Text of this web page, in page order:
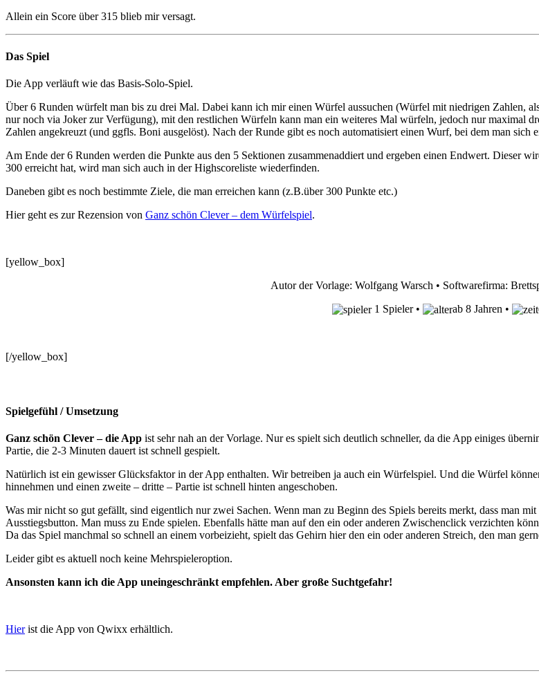
Allein ein Score über 315 blieb mir versagt.
Das Spiel
Die App verläuft wie das Basis-Solo-Spiel.
Über 6 Runden würfelt man bis zu drei Mal. Dabei kann ich mir einen Würfel aussuchen (Würfel mit niedrigen Zahlen,
nur noch via Joker zur Verfügung), mit den restlichen Würfeln kann man ein weiteres Mal würfeln, jedoch nur maximal
Zahlen angekreuzt (und ggfls. Boni ausgelöst). Nach der Runde gibt es noch automatisiert einen Wurf, bei dem man sich
Am Ende der 6 Runden werden die Punkte aus den 5 Sektionen zusammenaddiert und ergeben einen Endwert. Dieser
300 erreicht hat, wird man sich auch in der Highscoreliste wiederfinden.
Daneben gibt es noch bestimmte Ziele, die man erreichen kann (z.B.über 300 Punkte etc.)
Hier geht es zur Rezension von Ganz schön Clever – dem Würfelspiel.
[yellow_box]
Autor der Vorlage: Wolfgang Warsch • Softwarefirma:
1 Spieler •
ab 8 Jahren •
[/yellow_box]
Spielgefühl / Umsetzung
Ganz schön Clever – die App ist sehr nah an der Vorlage. Nur es spielt sich deutlich schneller, da die App einiges
Partie, die 2-3 Minuten dauert ist schnell gespielt.
Natürlich ist ein gewisser Glücksfaktor in der App enthalten. Wir betreiben ja auch ein Würfelspiel. Und die Würfel
hinnehmen und einen zweite – dritte – Partie ist schnell hinten angeschoben.
Was mir nicht so gut gefällt, sind eigentlich nur zwei Sachen. Wenn man zu Beginn des Spiels bereits merkt, dass man
Ausstiegsbutton. Man muss zu Ende spielen. Ebenfalls hätte man auf den ein oder anderen Zwischenclick verzichten
Da das Spiel manchmal so schnell an einem vorbeizieht, spielt das Gehirn hier den ein oder anderen Streich, den man
Leider gibt es aktuell noch keine Mehrspieleroption.
Ansonsten kann ich die App uneingeschränkt empfehlen. Aber große Suchtgefahr!
Hierist die App von Qwixx erhältlich.